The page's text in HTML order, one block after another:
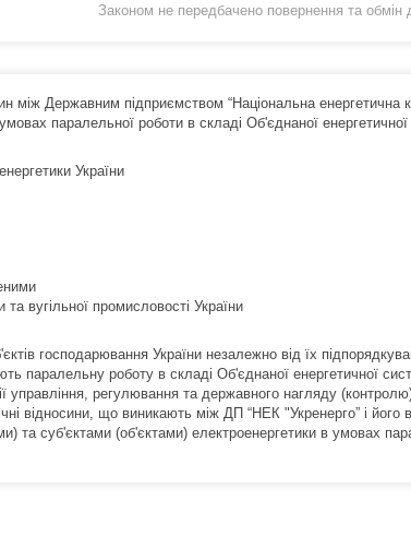
Законом не передбачено повернення та обмін
між Державним підприємством “Національна енергетична
паралельної роботи в складі Об'єднаної
України
та вугільної промисловості України
господарювання України незалежно від їх
паралельну роботу в складі Об'єднаної енергетичної
управління, регулювання та державного нагляду
відносини, що виникають між ДП “НЕК "Укренерго” і його
та суб'єктами (об'єктами) електроенергетики в умовах